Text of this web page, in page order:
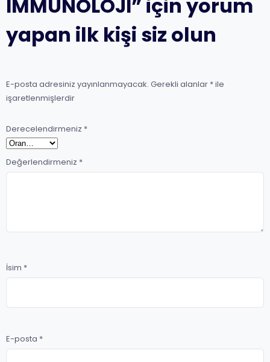
İMMÜNOLOJİ” için yorum
yapan ilk kişi siz olun
E-posta adresiniz yayınlanmayacak. Gerekli alanlar *ile
işaretlenmişlerdir
Derecelendirmeniz *
Değerlendirmeniz *
İsim *
E-posta *